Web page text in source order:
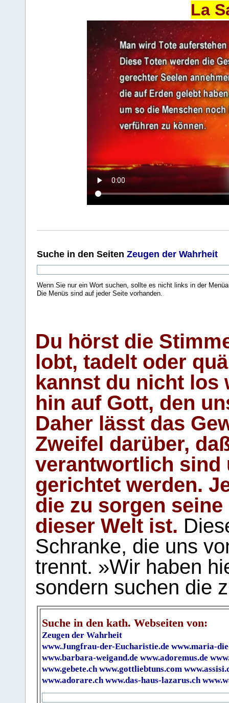
La
Suche in den Seiten Zeugen der Wahrheit
Wenn Sie nur ein Wort suchen, sollte es nicht links in der
Die Menüs sind auf jeder Seite vorhanden.
Du hörst die
lobt, tadelt oder
kannst du nicht los
hin auf Gott, den
Daher lässt das
Zweifel darüber,
verantwortlich sind
gerichtet werden.
die zu sorgen
dieser Welt ist.
Schranke, die uns
trennt. »Wir haben
sondern suchen die
Suche in den kath. Webseiten von:
Zeugen der Wahrheit
www.Jungfrau-der-Eucharistie.de www.maria-
www.barbara-weigand.de www.adoremus.de
www.gebete.ch www.gottliebtuns.com
www.adorare.ch www.das-haus-lazarus.ch